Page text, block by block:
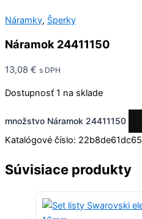
Náramky, Šperky
Náramok 24411150
13,08 € s DPH
Dostupnosť 1 na sklade
množstvo Náramok 24411150
Katalógové číslo: 22b8de61dc65
Súvisiace produkty